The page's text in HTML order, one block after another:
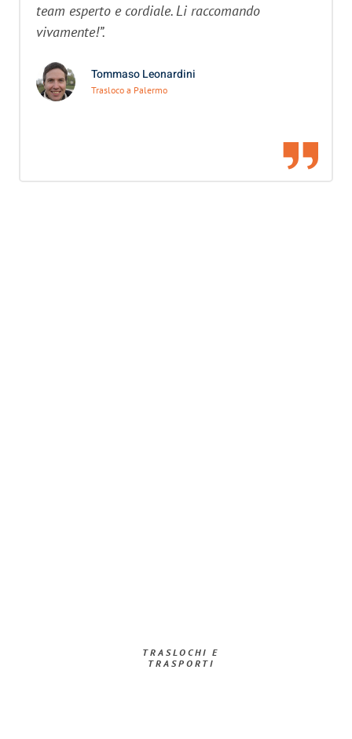
team esperto e cordiale. Li raccomando
vivamente!”.
Tommaso Leonardini
Trasloco a Palermo
TRASLOCHI E
TRASPORTI​